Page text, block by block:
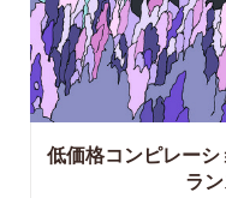
低価格コンピレーシ
ラ